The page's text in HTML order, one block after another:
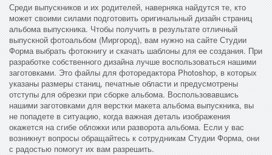
Среди выпускников и их родителей, наверняка найдутся те, кто
может своими силами подготовить оригинальный дизайн страниц
альбома выпускника. Чтобы получить в результате отличный
выпускной фотоальбом (Миргород), вам нужно на сайте Студии
Форма выбрать фотокнигу и скачать шаблоны для ее создания. При
разработке собственного дизайна лучше воспользоваться нашими
заготовками. Это файлы для фоторедактора Photoshop, в которых
указаны размеры станиц, печатные области и предусмотрены
отступы для обрезки при сборке альбома. Воспользовавшись
нашими заготовками для верстки макета альбома выпускника, вы
не попадете в ситуацию, когда важная деталь изображения
окажется на сгибе обложки или разворота альбома. Если у вас
возникнут вопросы обращайтесь к сотрудникам Студии Форма, они
с радостью помогут их вам разрешить.